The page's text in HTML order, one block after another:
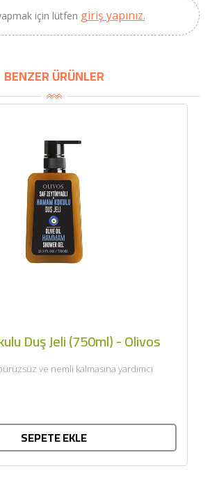
için lütfen giriş yapınız.
BENZER ÜRÜNLER
Duş Jeli (750ml) - Olivos
ve nemli kalmasına yardımcı
SEPETE EKLE
PLANLI İNDİRİMİ
TL
TL
Sızma Zeytinyağı
(2025 Yeni Hasat,
Güney Ege, 5 Litre) -
SEPETE EKLE